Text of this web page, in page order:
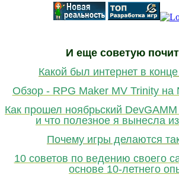
И еще советую
Какой был интернет в
Обзор - RPG Maker MV Trinity на
Как прошел ноябрьский
и что полезное я вынесла
Почему игры делаются
10 советов по ведению своего
основе 10-летнего